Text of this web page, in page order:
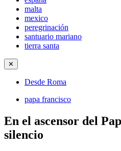
malta
mexico
peregrinación
santuario mariano
tierra santa
✕
Desde Roma
papa francisco
En el ascensor del
silencio